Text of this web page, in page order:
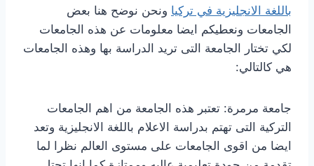
باللغة الانجليزية في تركيا ونحن نوضح هنا بعض
الجامعات ونعطيكم ايضا معلومات عن هذه الجامعات
لكي تختار الجامعة التى تريد الدراسة بها وهذه الجامعات
هي كالتالي:
جامعة مرمرة: تعتبر هذه الجامعة من اهم الجامعات
التركية التى تهتم بدراسة الاعلام باللغة الانجليزية وتعد
ايضا من اقوى الجامعات على مستوى العالم نظرا لما